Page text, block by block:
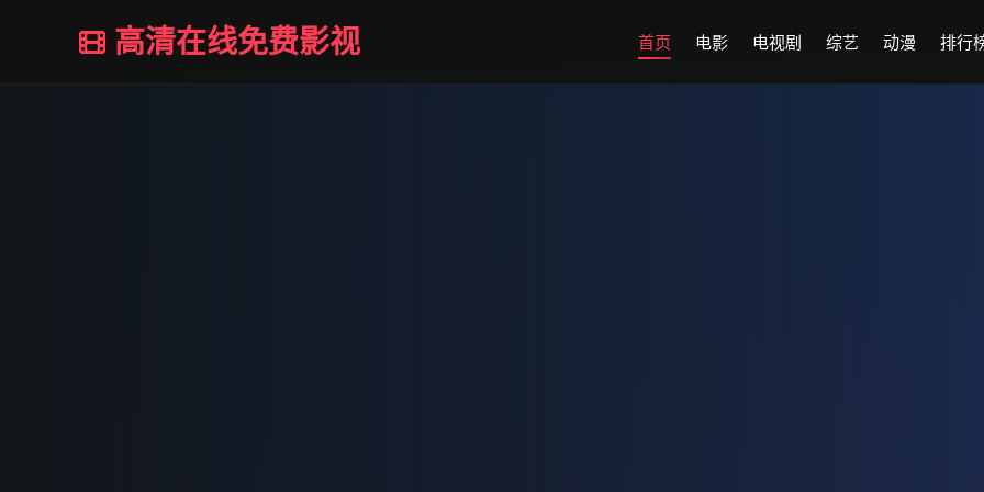
高清在线免费影视 首页 电影 电视剧 综艺 动漫 排行